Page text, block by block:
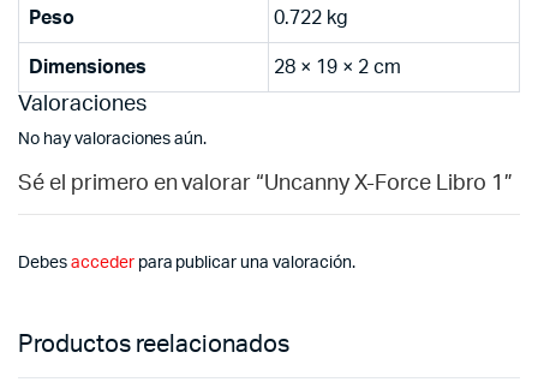
Peso 0.722 kg
Dimensiones 28 × 19 × 2 cm
Valoraciones
No hay valoraciones aún.
Sé el primero en valorar “Uncanny X-Force Libro 1”
Debes accederpara publicar una valoración.
Productos reelacionados